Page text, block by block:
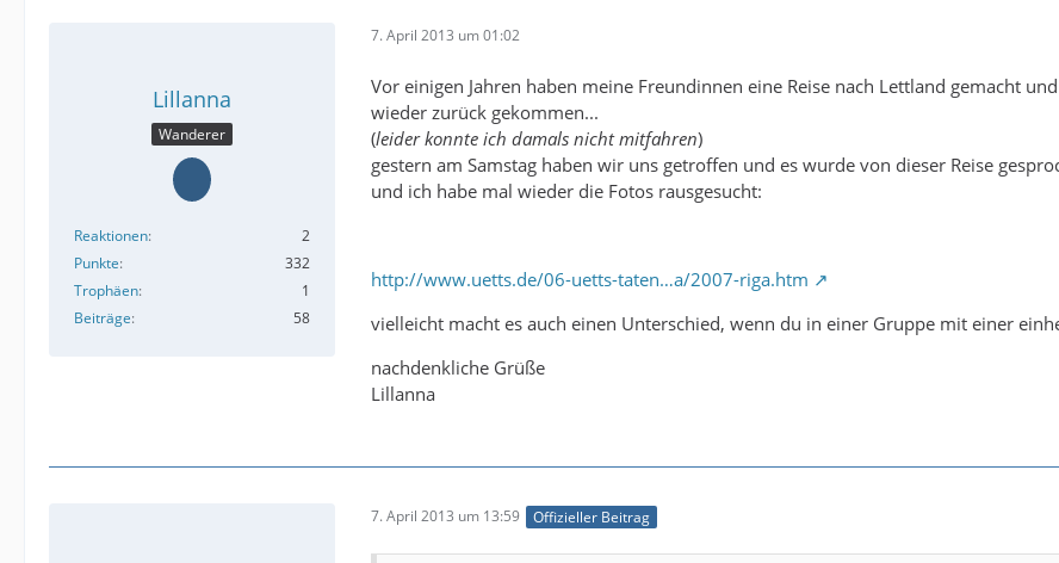
Lillanna
Wanderer
Reaktionen
2
Punkte
332
Trophäen
1
Beiträge
58
7. April 2013 um 01:02
Vor einigen Jahren haben meine Freundinnen eine Reise nach Lettland gemacht
wieder zurück gekommen...
(leider konnte ich damals nicht mitfahren)
gestern am Samstag haben wir uns getroffen und es wurde von dieser Reise
und ich habe mal wieder die Fotos rausgesucht:
http://www.uetts.de/06-uetts-taten…a/2007-riga.htm
vielleicht macht es auch einen Unterschied, wenn du in einer Gruppe mit einer
nachdenkliche Grüße
Lillanna
7. April 2013 um 13:59 Offizieller Beitrag